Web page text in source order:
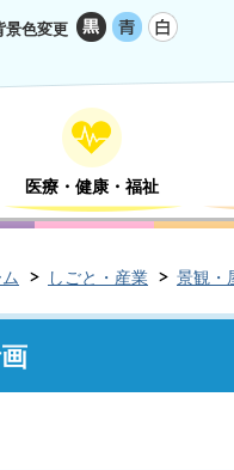
景色変更
医療・健康・福祉
しごと・産業 景観・